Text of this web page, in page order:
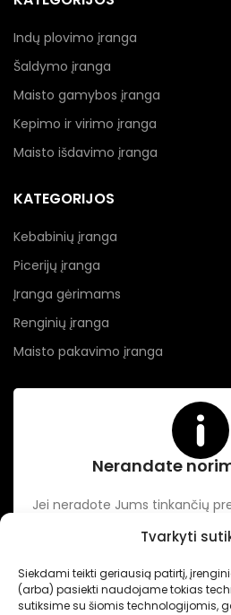
Tvarkyti
Siekdami teikti geriausią patirtį,
(arba) pasiekti naudojame tokias
sutiksime su šiomis technologijomis,
Indų plovimo įranga
Šaldymo įranga
Maisto gamybos įranga
Kepimo ir virimo įranga
Maisto išdavimo įranga
KATEGORIJOS
Kebabinių įranga
Picerijų įranga
Įranga gėrimams
Renginių įranga
Maisto pakavimo įranga
Nerandate
Jei neradote Jums tinkančių
Intertechnika Sukurta pagal
Internetinių svetainių